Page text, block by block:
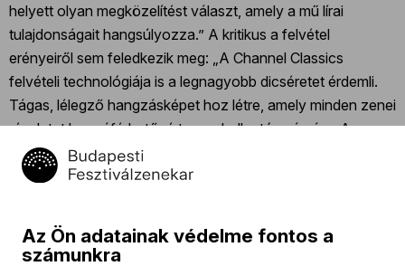
helyett olyan megközelítést választ, amely a mű lírai
tulajdonságait hangsúlyozza.” A kritikus a felvétel
erényeiről sem feledkezik meg: „A Channel Classics
felvételi technológiája is a legnagyobb dicséretet érdemli.
Tágas, lélegző hangzásképet hoz létre, amely minden zenei
részletet hozzáférhetővé tesz a hallgató számára. A
vonósok minden suttogása, a fafúvósok minden jellegzetes
hangsúlya tisztán és pontosan rögzült. A felvétel nemcsak
Iván vezetésével, hanem a koncertterem akusztikus
szépségét is megeleveníti.”
Az Ön adatainak védelme fontos a
számunkra